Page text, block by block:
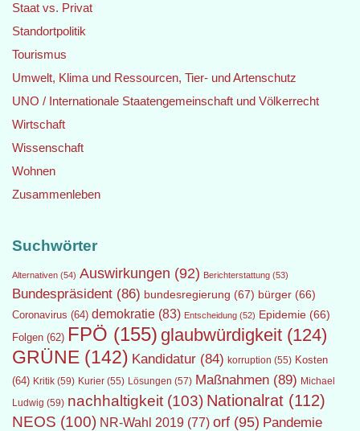
Staat vs. Privat
Standortpolitik
Tourismus
Umwelt, Klima und Ressourcen, Tier- und Artenschutz
UNO / Internationale Staatengemeinschaft und Völkerrecht
Wirtschaft
Wissenschaft
Wohnen
Zusammenleben
Suchwörter
Alternativen (54) Auswirkungen (92) Berichterstattung (53)
Bundespräsident (86) bundesregierung (67) bürger (66)
Coronavirus (64) demokratie (83) Entscheidung (52) Epidemie (66)
Folgen (62) FPÖ (155) glaubwürdigkeit (124)
GRÜNE (142) Kandidatur (84) korruption (55) Kosten
(64) Kritik (59) Kurier (55) Lösungen (57) Maßnahmen (89) Michael
Ludwig (59) nachhaltigkeit (103) Nationalrat (112)
NEOS (100) NR-Wahl 2019 (77) orf (95) Pandemie